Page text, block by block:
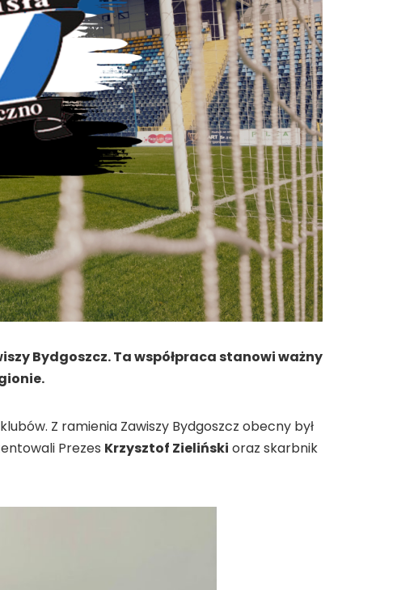
Bydgoszcz. Ta współpraca stanowi ważny
Z ramienia Zawiszy Bydgoszcz obecny był
Prezes Krzysztof Zieliński oraz skarbnik